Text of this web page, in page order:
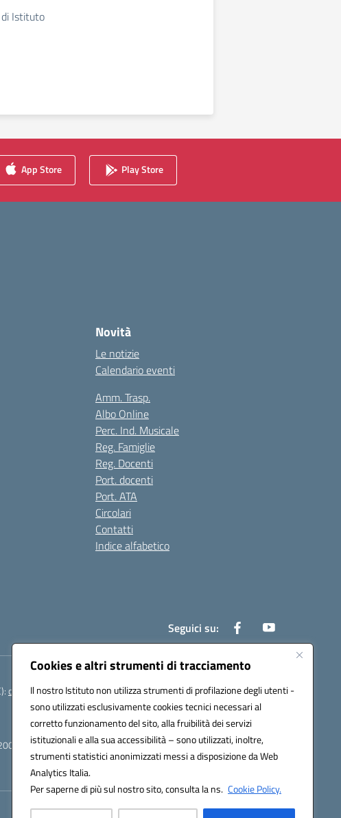
Cookies e altri strumenti di tracciamento
Il nostro Istituto non utilizza strumenti di profilazione degli utenti -
sono utilizzati esclusivamente cookies tecnici necessari al
corretto funzionamento del sito, alla fruibilità dei servizi
istituzionali e alla sua accessibilità – sono utilizzati, inoltre,
strumenti statistici anonimizzati messi a disposizione da Web
Analytics Italia.
Per saperne di più sul nostro sito, consulta la ns. Cookie Policy.
di Istituto
App Store Play Store
Novità
Le notizie
Calendario eventi
Amm. Trasp.
Albo Online
Perc. Ind. Musicale
Reg. Famiglie
Reg. Docenti
Port. docenti
Port. ATA
Circolari
Contatti
Indice alfabetico
Seguici su:
ctic83200r@pec.istruzione.it